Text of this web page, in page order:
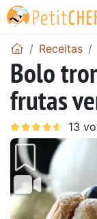
Receitas
Bolo
frutas